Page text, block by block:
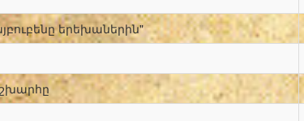
երեխաներին"